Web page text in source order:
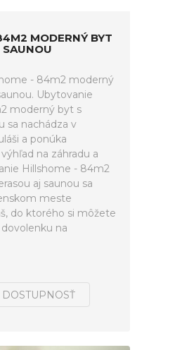
MODERNÝ BYT
SAUNOU
- 84m2 moderný
Ubytovanie
moderný byt s
sa nachádza v
a ponúka
na záhradu a
Hillshome - 84m2
aj saunou sa
meste
do ktorého si môžete
na